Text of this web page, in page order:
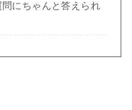
にちゃんと答えられ